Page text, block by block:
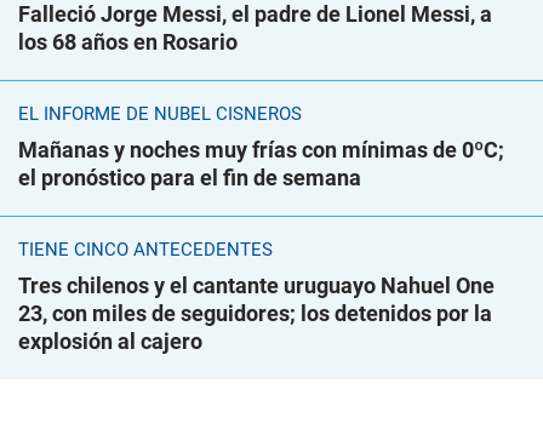
Falleció Jorge Messi, el padre de Lionel Messi, a
los 68 años en Rosario
EL INFORME DE NUBEL CISNEROS
Mañanas y noches muy frías con mínimas de 0ºC;
el pronóstico para el fin de semana
TIENE CINCO ANTECEDENTES
Tres chilenos y el cantante uruguayo Nahuel One
23, con miles de seguidores; los detenidos por la
explosión al cajero